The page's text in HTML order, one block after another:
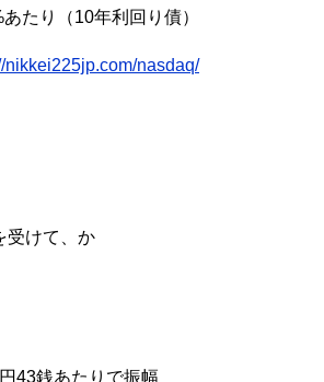
たり（10年利回り債）
nikkei225jp.com/nasdaq/
受けて、か
43銭あたりで振幅